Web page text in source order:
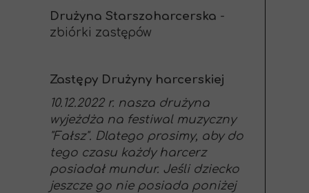
Drużyna Starszoharcerska -
zbiórki zastępów
Zastępy Drużyny harcerskiej
10.12.2022 r. nasza drużyna
wyjeżdża na festiwal muzyczny
"Fałsz". Dlatego prosimy, aby do
tego czasu każdy harcerz
posiadał mundur. Jeśli dziecko
jeszcze go nie posiada poniżej